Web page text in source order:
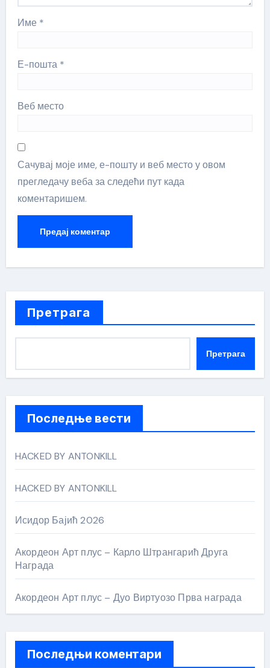
Име *
Е-пошта *
Веб место
Сачувај моје име, е-пошту и веб место у овом
прегледачу веба за следећи пут када
коментаришем.
Претрага
Претрага
Последње вести
HACKED BY ANTONKILL
HACKED BY ANTONKILL
Исидор Бајић 2026
Акордеон Арт плус – Карло Штрангарић Друга
Награда
Акордеон Арт плус – Дуо Виртуозо Прва награда
Последњи коментари